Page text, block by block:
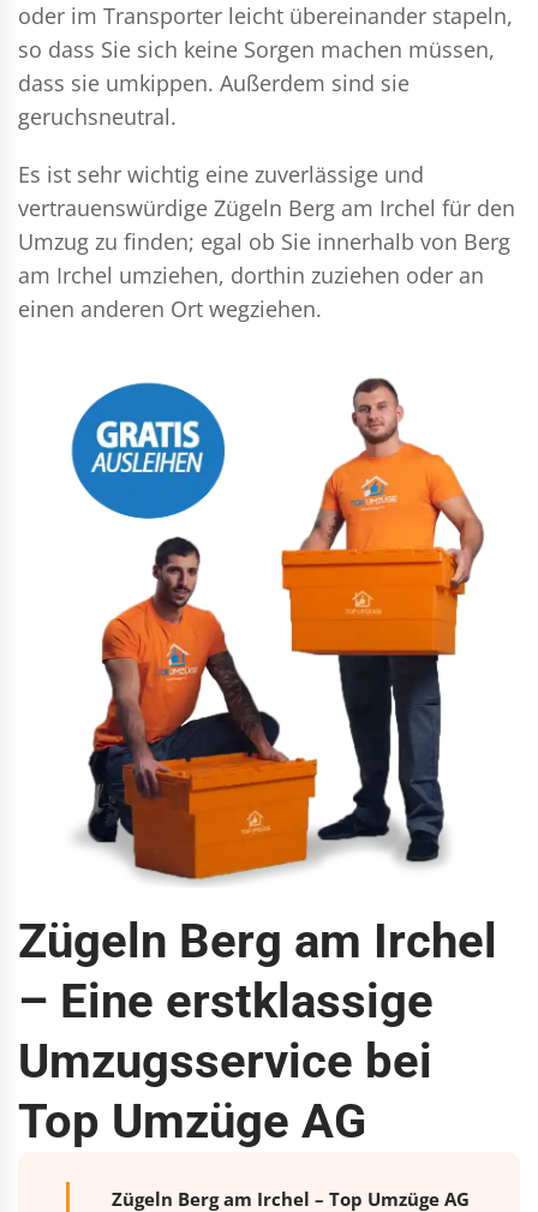
oder im Transporter leicht übereinander stapeln,
so dass Sie sich keine Sorgen machen müssen,
dass sie umkippen. Außerdem sind sie
geruchsneutral.
Es ist sehr wichtig eine zuverlässige und
vertrauenswürdige Zügeln Berg am Irchel für den
Umzug zu finden; egal ob Sie innerhalb von Berg
am Irchel umziehen, dorthin zuziehen oder an
einen anderen Ort wegziehen.
Zügeln Berg am Irchel
– Eine erstklassige
Umzugsservice bei
Top Umzüge AG
Zügeln Berg am Irchel – Top Umzüge AG